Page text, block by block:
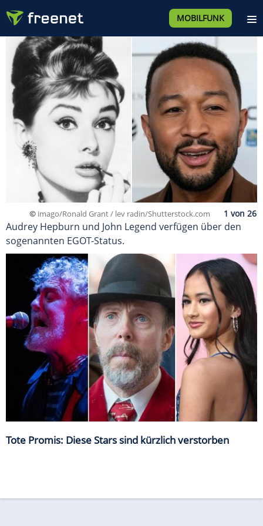
MOBILFUNK
© imago/Ronald Grant / lev radin/Shutterstock.com
Audrey Hepburn und John Legend verfügen über den
sogenannten EGOT-Status.
Tote Promis: Diese Stars sind kürzlich verstorben